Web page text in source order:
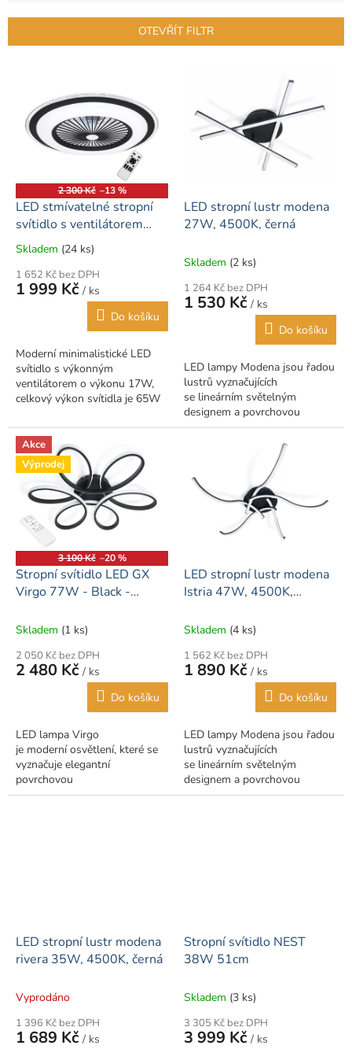
í
r
OTEVŘÍT FILTR
2 300 Kč –13 %
LED stmívatelné stropní
svítidlo s ventilátorem
ZEPHYR 65W CCT černé
+ dálkové ovládání
Průměrné
produktu
je
hvězdiček.
Skladem (24 ks)
1 652 Kč bez DPH
1 999 Kč / ks
Do košíku
Moderní minimalistické LED
svítidlo s výkonným
ventilátorem o výkonu 17W,
celkový výkon svítidla je 65W
měnit jeho teplotu
chromatičnosti od 3000K...
LED stropní lustr modena
27W, 4500K, černá
Skladem (2 ks)
1 264 Kč bez DPH
1 530 Kč / ks
Do košíku
LED lampy Modena jsou řadou
lustrů vyznačujících
se lineárním světelným
designem a povrchovou
úpravou na nejvyšší
úrovni . Použité materiály jsou
vysoce kvalitní. Díky...
Akce
Výprodej
3 100 Kč –20 %
Stropní svítidlo LED GX
Virgo 77W - Black -
+ dálkový ovladač
Skladem (1 ks)
2 050 Kč bez DPH
2 480 Kč / ks
Do košíku
LED lampa Virgo
je moderní osvětlení, které se
vyznačuje elegantní
povrchovou
úpravou propracovanou do
LED stropní lustr modena
Istria 47W, 4500K,
Skladem (4 ks)
1 562 Kč bez DPH
1 890 Kč / ks
Do košíku
LED lampy Modena jsou řadou
lustrů vyznačujících
se lineárním světelným
designem a povrchovou
úpravou na nejvyšší
LED stropní lustr modena
rivera 35W, 4500K, černá
Vyprodáno
1 396 Kč bez DPH
1 689 Kč / ks
Stropní svítidlo NEST
38W 51cm
Skladem (3 ks)
3 305 Kč bez DPH
3 999 Kč / ks